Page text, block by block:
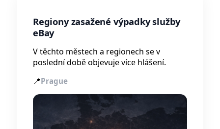
Regiony zasažené výpadky služby
eBay
V těchto městech a regionech se v
poslední době objevuje více hlášení.
📍Prague